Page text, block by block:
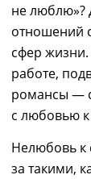
не люблю
отношений
сфер жизни.
работе,
романсы —
с любовью к
Нелюбовь к
за такими,